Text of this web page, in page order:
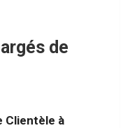
de
Clientèle à